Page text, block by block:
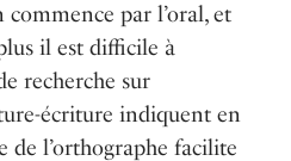
commence par l’oral, et
il est difficile à
recherche sur
écriture indiquent en
de l’orthographe facilite